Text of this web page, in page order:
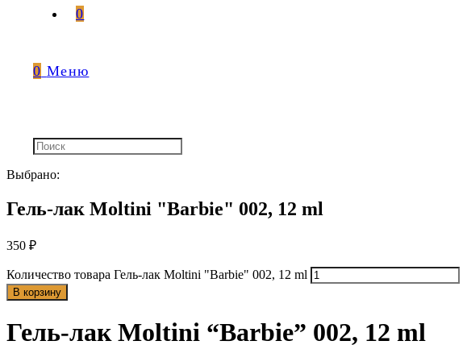
0
0 Меню
Выбрано:
Гель-лак Moltini "Barbie" 002, 12 ml
350 ₽
Количество товара Гель-лак Moltini "Barbie" 002, 12 ml
В корзину
Гель-лак Moltini “Barbie” 002, 12 ml